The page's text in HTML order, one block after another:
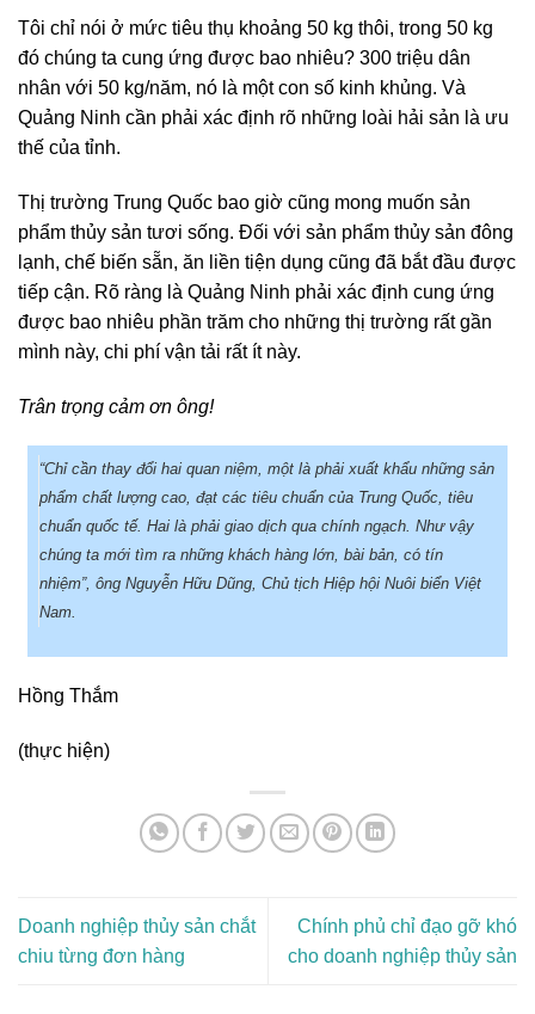
Tôi chỉ nói ở mức tiêu thụ khoảng 50 kg thôi, trong 50 kg
đó chúng ta cung ứng được bao nhiêu? 300 triệu dân
nhân với 50 kg/năm, nó là một con số kinh khủng. Và
Quảng Ninh cần phải xác định rõ những loài hải sản là ưu
thế của tỉnh.
Thị trường Trung Quốc bao giờ cũng mong muốn sản
phẩm thủy sản tươi sống. Đối với sản phẩm thủy sản đông
lạnh, chế biến sẵn, ăn liền tiện dụng cũng đã bắt đầu được
tiếp cận. Rõ ràng là Quảng Ninh phải xác định cung ứng
được bao nhiêu phần trăm cho những thị trường rất gần
mình này, chi phí vận tải rất ít này.
Trân trọng cảm ơn ông!
“Chỉ cần thay đổi hai quan niệm, một là phải xuất khẩu những sản
phẩm chất lượng cao, đạt các tiêu chuẩn của Trung Quốc, tiêu
chuẩn quốc tế. Hai là phải giao dịch qua chính ngạch. Như vậy
chúng ta mới tìm ra những khách hàng lớn, bài bản, có tín
nhiệm”, ông Nguyễn Hữu Dũng, Chủ tịch Hiệp hội Nuôi biển Việt
Nam.
Hồng Thắm
(thực hiện)
Doanh nghiệp thủy sản chắt
chiu từng đơn hàng
Chính phủ chỉ đạo gỡ khó
cho doanh nghiệp thủy sản